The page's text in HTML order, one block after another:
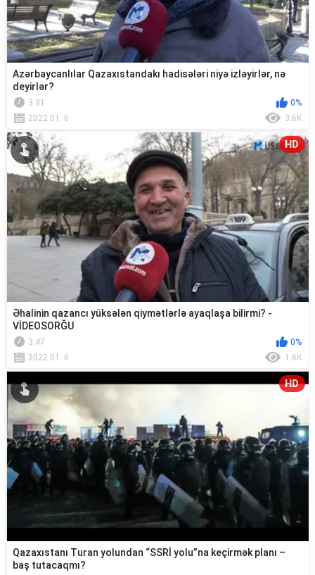
Azərbaycanlılar Qazaxıstandakı hadisələri niyə izləyirlər, nə
deyirlər?
3:31
0%
2022.01. 6
3.6K
HD
Əhalinin qazancı yüksələn qiymətlərlə ayaqlaşa bilirmi? -
VİDEOSORĞU
3:47
0%
2022.01. 6
1.6K
HD
Qazaxıstanı Turan yolundan “SSRİ yolu”na keçirmək planı –
baş tutacaqmı?